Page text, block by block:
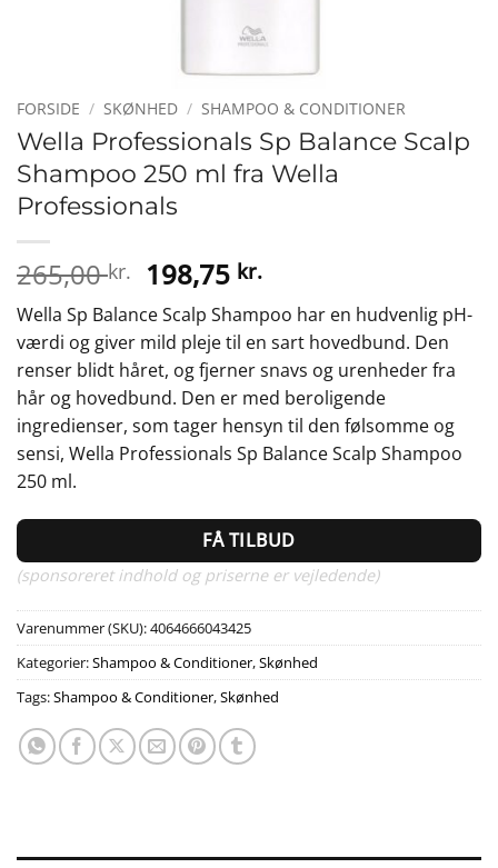
FORSIDE / SKØNHED / SHAMPOO & CONDITIONER
Wella Professionals Sp Balance Scalp
Shampoo 250 ml fra Wella
Professionals
265,00kr. Den
oprindelige
pris
var:
265,00 kr..
198,75 kr.Den
aktuelle
pris
er:
198,75 kr..
Wella Sp Balance Scalp Shampoo har en hudvenlig pH-
værdi og giver mild pleje til en sart hovedbund. Den
renser blidt håret, og fjerner snavs og urenheder fra
hår og hovedbund. Den er med beroligende
ingredienser, som tager hensyn til den følsomme og
sensi, Wella Professionals Sp Balance Scalp Shampoo
250 ml.
FÅ TILBUD
(sponsoreret indhold og priserne er vejledende)
Varenummer (SKU):4064666043425
Kategorier:Shampoo & Conditioner,Skønhed
Tags:Shampoo & Conditioner,Skønhed